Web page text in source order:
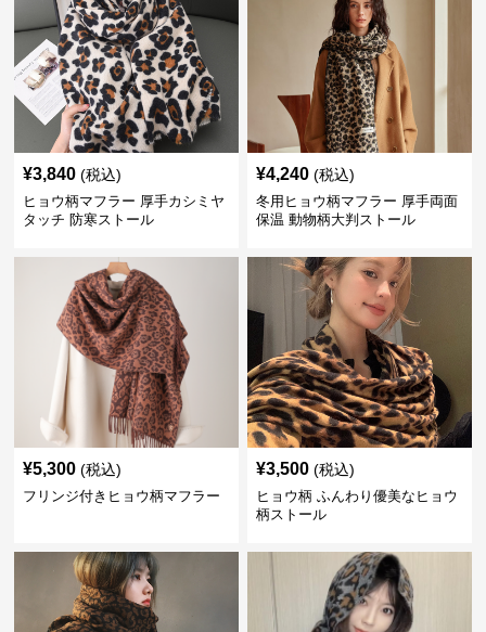
¥3,840 (税込)
ヒョウ柄マフラー 厚手カシミヤ
タッチ 防寒ストール
¥4,240 (税込)
冬用ヒョウ柄マフラー 厚手両面
保温 動物柄大判ストール
¥5,300 (税込)
フリンジ付きヒョウ柄マフラー
¥3,500 (税込)
ヒョウ柄 ふんわり優美なヒョウ
柄ストール